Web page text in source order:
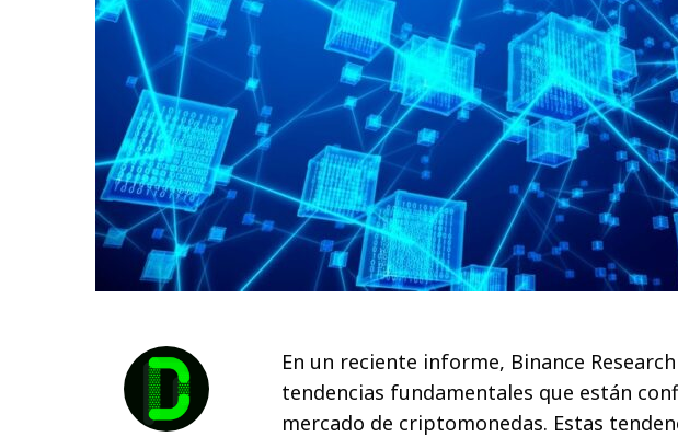
En un reciente informe, Binance
tendencias fundamentales que están
mercado de criptomonedas. Estas